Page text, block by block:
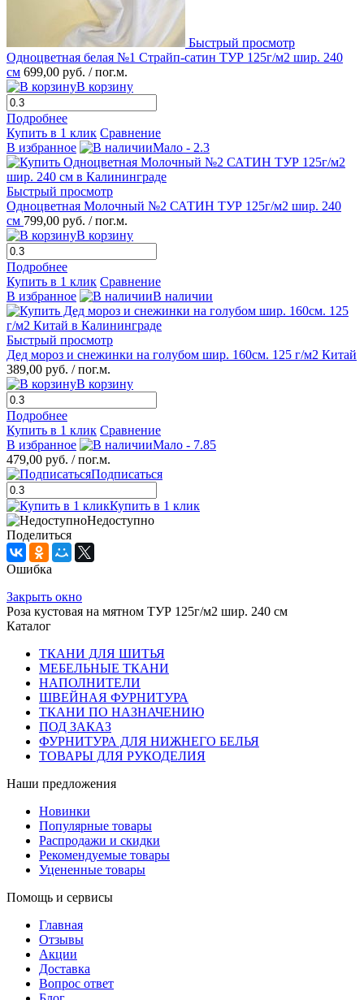
Быстрый просмотр
Одноцветная белая №1 Страйп-сатин ТУР 125г/м2 шир. 240
см 699,00 руб. / пог.м.
В корзину
Подробнее
Купить в 1 клик Сравнение
В избранное
Мало - 2.3
Быстрый просмотр
Одноцветная Молочный №2 САТИН ТУР 125г/м2 шир. 240
см 799,00 руб. / пог.м.
В корзину
Подробнее
Купить в 1 клик Сравнение
В избранное
В наличии
Быстрый просмотр
Дед мороз и снежинки на голубом шир. 160см. 125 г/м2 Китай
389,00 руб. / пог.м.
В корзину
Подробнее
Купить в 1 клик Сравнение
В избранное
Мало - 7.85
479,00 руб. / пог.м.
Подписаться
Купить в 1 клик
Недоступно
Поделиться
Ошибка
Закрыть окно
Роза кустовая на мятном ТУР 125г/м2 шир. 240 см
Каталог
ТКАНИ ДЛЯ ШИТЬЯ
МЕБЕЛЬНЫЕ ТКАНИ
НАПОЛНИТЕЛИ
ШВЕЙНАЯ ФУРНИТУРА
ТКАНИ ПО НАЗНАЧЕНИЮ
ПОД ЗАКАЗ
ФУРНИТУРА ДЛЯ НИЖНЕГО БЕЛЬЯ
ТОВАРЫ ДЛЯ РУКОДЕЛИЯ
Наши предложения
Новинки
Популярные товары
Распродажи и скидки
Рекомендуемые товары
Уцененные товары
Помощь и сервисы
Главная
Отзывы
Акции
Доставка
Вопрос ответ